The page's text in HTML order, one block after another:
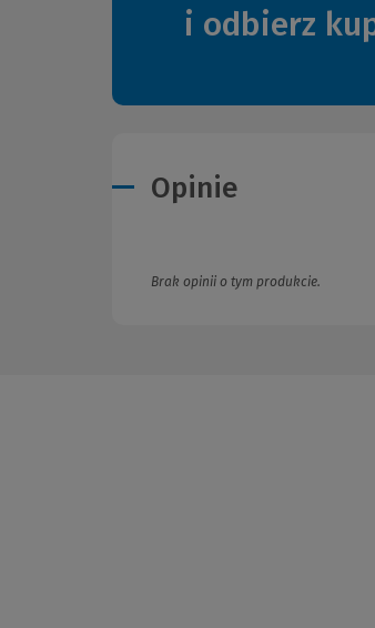
i odbierz
Opinie
Brak opinii o tym produkcie.